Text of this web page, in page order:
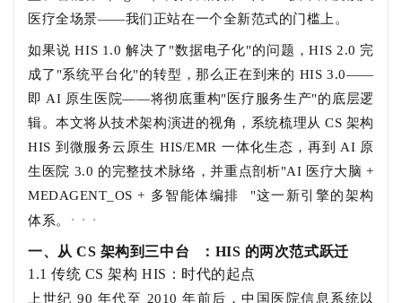
医疗全场景——我们正站在一个全新范式的门槛上。
如果说 HIS 1.0 解决了"数据电子化"的问题，HIS 2.0 完
成了"系统平台化"的转型，那么正在到来的 HIS 3.0——
即 AI 原生医院——将彻底重构"医疗服务生产"的底层逻
辑。本文将从技术架构演进的视角，系统梳理从 CS 架构
HIS 到微服务云原生 HIS/EMR 一体化生态，再到 AI 原
生医院 3.0 的完整技术脉络，并重点剖析"AI 医疗大脑 +
MEDAGENT_OS + 多智能体编排
"这一新引擎的架构
体系。
· · ·
一、从 CS 架构到 三中台
：HIS 的两次范式跃迁
1.1 传统 CS 架构 HIS：时代的起点
上世纪 90 年代至 2010 年前后，中国医院信息系统以